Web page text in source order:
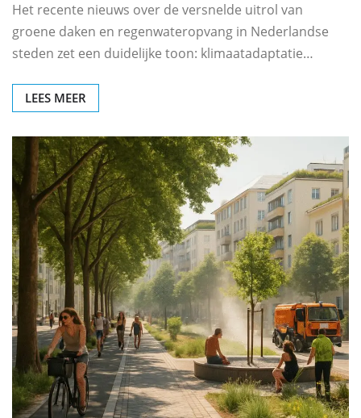
Het recente nieuws over de versnelde uitrol van
groene daken en regenwateropvang in Nederlandse
steden zet een duidelijke toon: klimaatadaptatie…
LEES MEER